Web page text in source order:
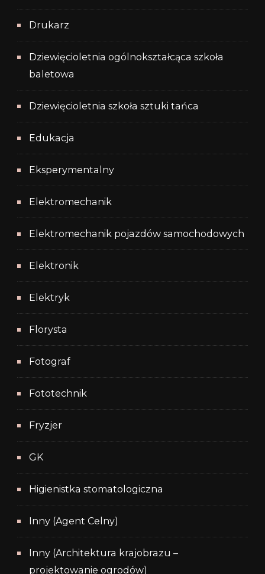
Drukarz
Dziewięcioletnia ogólnokształcąca szkoła
baletowa
Dziewięcioletnia szkoła sztuki tańca
Edukacja
Eksperymentalny
Elektromechanik
Elektromechanik pojazdów samochodowych
Elektronik
Elektryk
Florysta
Fotograf
Fototechnik
Fryzjer
GK
Higienistka stomatologiczna
Inny (Agent Celny)
Inny (Architektura krajobrazu –
projektowanie ogrodów)